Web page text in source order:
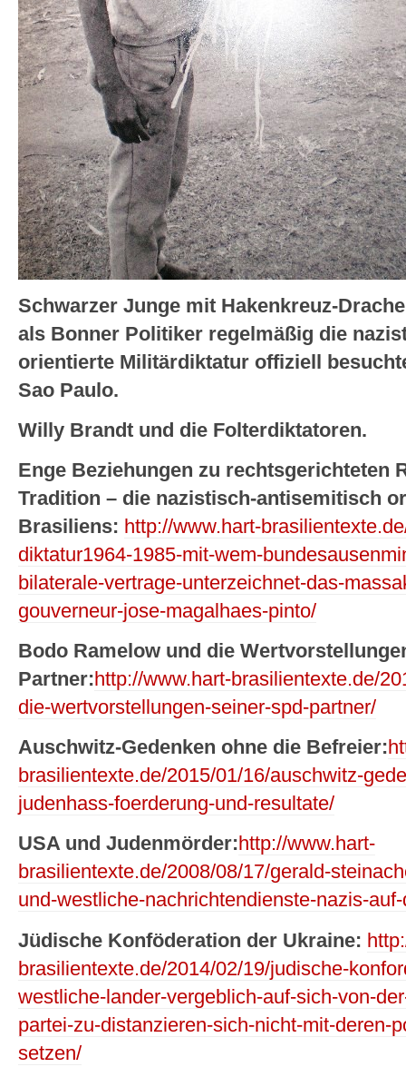
Schwarzer Junge mit Hakenkreuz-
als Bonner Politiker regelmäßig die
orientierte Militärdiktatur offiziell
Sao Paulo.
Willy Brandt und die Folterdiktatoren.
Enge Beziehungen zu rechtsgerichteten
Tradition – die nazistisch-antisemitisch
Brasiliens: http://www.hart-
diktatur1964-1985-mit-wem-
bilaterale-vertrage-unterzeichnet-das-
gouverneur-jose-magalhaes-pinto/
Bodo Ramelow und die
Partner:http://www.hart-brasilientexte.de/
die-wertvorstellungen-seiner-spd-partner/
Auschwitz-Gedenken ohne die Befreier:
brasilientexte.de/2015/01/16/auschwitz-
judenhass-foerderung-und-resultate/
USA und Judenmörder:http://www.hart-
brasilientexte.de/2008/08/17/gerald-
und-westliche-nachrichtendienste-nazis-
Jüdische Konföderation der Ukraine:
brasilientexte.de/2014/02/19/judische-
westliche-lander-vergeblich-auf-sich-von-
partei-zu-distanzieren-sich-nicht-mit-deren-
setzen/